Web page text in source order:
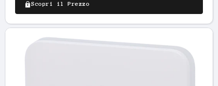
Scopri il Prezzo